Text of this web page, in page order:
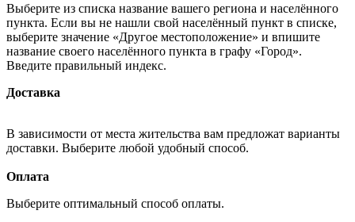
Выберите из списка название вашего региона и населённого
пункта. Если вы не нашли свой населённый пункт в списке,
выберите значение «Другое местоположение» и впишите
название своего населённого пункта в графу «Город».
Введите правильный индекс.
Доставка
В зависимости от места жительства вам предложат варианты
доставки. Выберите любой удобный способ.
Оплата
Выберите оптимальный способ оплаты.